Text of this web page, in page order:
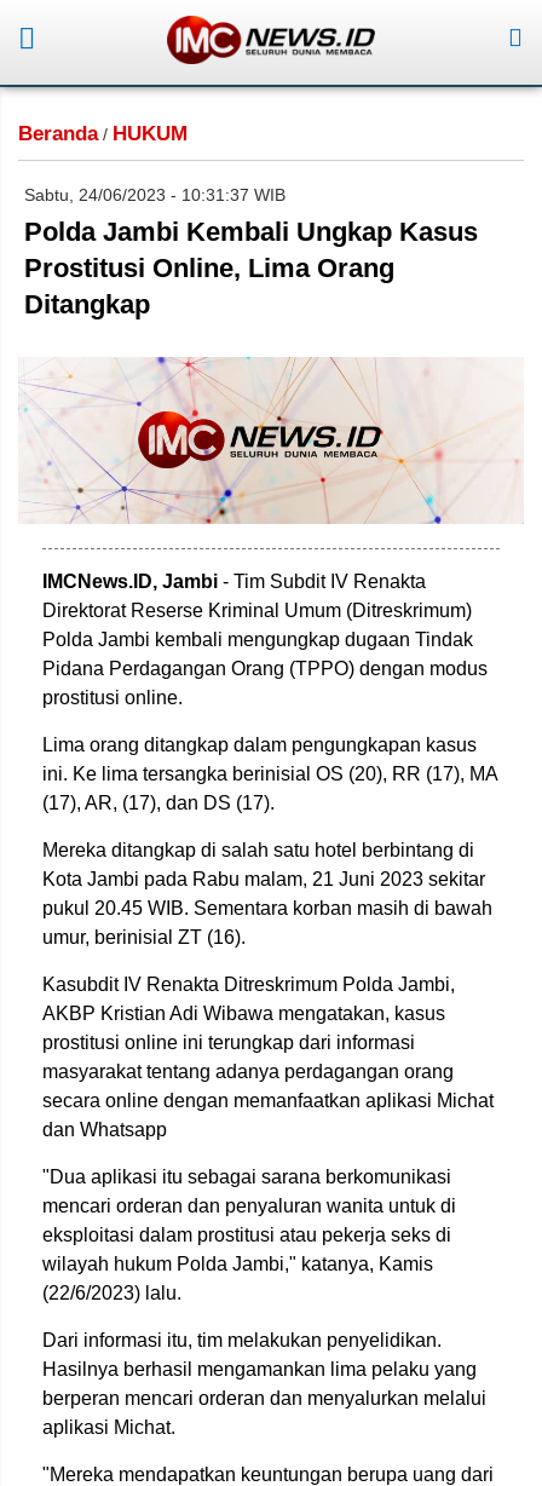
Beranda/ HUKUM
Sabtu, 24/06/2023 - 10:31:37 WIB
Polda Jambi Kembali Ungkap Kasus
Prostitusi Online, Lima Orang
Ditangkap
IMCNews.ID, Jambi - Tim Subdit IV Renakta
Direktorat Reserse Kriminal Umum (Ditreskrimum)
Polda Jambi kembali mengungkap dugaan Tindak
Pidana Perdagangan Orang (TPPO) dengan modus
prostitusi online.
Lima orang ditangkap dalam pengungkapan kasus
ini. Ke lima tersangka berinisial OS (20), RR (17), MA
(17), AR, (17), dan DS (17).
Mereka ditangkap di salah satu hotel berbintang di
Kota Jambi pada Rabu malam, 21 Juni 2023 sekitar
pukul 20.45 WIB. Sementara korban masih di bawah
umur, berinisial ZT (16).
Kasubdit IV Renakta Ditreskrimum Polda Jambi,
AKBP Kristian Adi Wibawa mengatakan, kasus
prostitusi online ini terungkap dari informasi
masyarakat tentang adanya perdagangan orang
secara online dengan memanfaatkan aplikasi Michat
dan Whatsapp
"Dua aplikasi itu sebagai sarana berkomunikasi
mencari orderan dan penyaluran wanita untuk di
eksploitasi dalam prostitusi atau pekerja seks di
wilayah hukum Polda Jambi," katanya, Kamis
(22/6/2023) lalu.
Dari informasi itu, tim melakukan penyelidikan.
Hasilnya berhasil mengamankan lima pelaku yang
berperan mencari orderan dan menyalurkan melalui
aplikasi Michat.
"Mereka mendapatkan keuntungan berupa uang dari